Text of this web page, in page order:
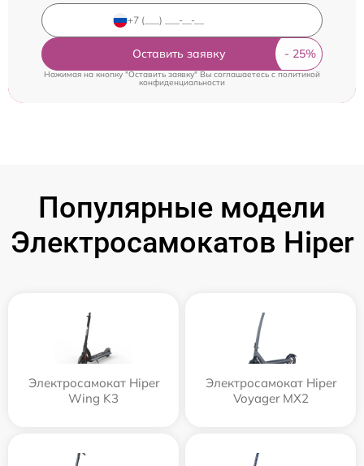
Оставить заявку
Нажимая на кнопку "Оставить заявку" Вы соглашаетесь cполитикой
конфиденциальности
Популярные модели
Электросамокатов Hiper
Электросамокат Hiper
Wing K3
Электросамокат Hiper
Voyager MX2